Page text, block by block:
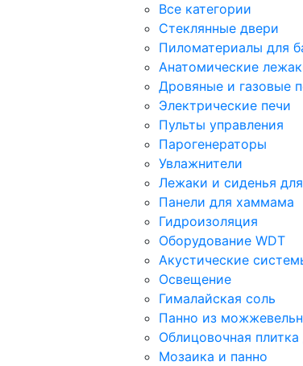
Все категории
Стеклянные двери
Пиломатериалы для
Анатомические
Дровяные и газовые
Электрические печи
Пульты управления
Парогенераторы
Увлажнители
Лежаки и сиденья
Панели для хаммама
Гидроизоляция
Оборудование WDT
Акустические
Освещение
Гималайская соль
Панно из
Облицовочная плитка
Мозаика и панно